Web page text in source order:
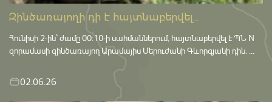
Զինծառայողի դի է հայտնաբերվել...
Հունիսի 2-ին՝ ժամը 00:10-ի սահմաններում, հայտնաբերվել է ՊՆ N
զորամասի զինծառայող Արամայիս Մերուժանի Գևորգյանի դին. ...
02.06.26